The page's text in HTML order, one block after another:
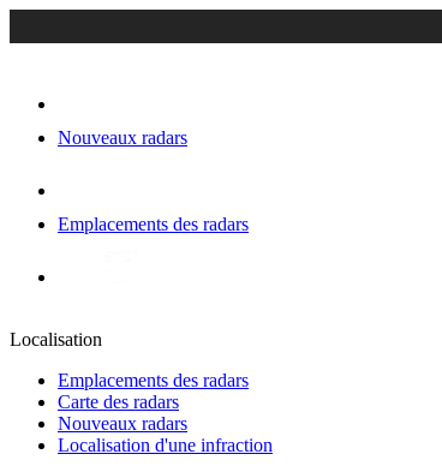
Nouveaux radars
Emplacements des radars
Localisation
Emplacements des radars
Carte des radars
Nouveaux radars
Localisation d'une infraction